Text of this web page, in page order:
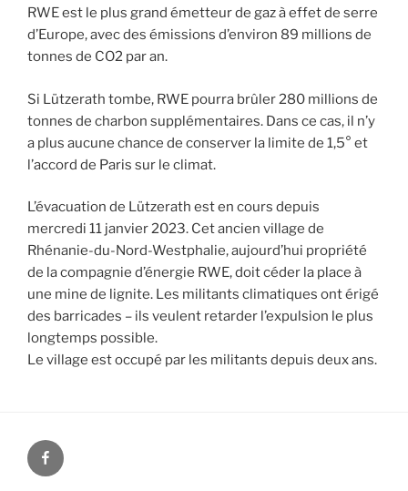
RWE est le plus grand émetteur de gaz à effet de serre
d’Europe, avec des émissions d’environ 89 millions de
tonnes de CO2 par an.
Si Lützerath tombe, RWE pourra brûler 280 millions de
tonnes de charbon supplémentaires. Dans ce cas, il n’y
a plus aucune chance de conserver la limite de 1,5° et
l’accord de Paris sur le climat.
L’évacuation de Lützerath est en cours depuis
mercredi 11 janvier 2023. Cet ancien village de
Rhénanie-du-Nord-Westphalie, aujourd’hui propriété
de la compagnie d’énergie RWE, doit céder la place à
une mine de lignite. Les militants climatiques ont érigé
des barricades – ils veulent retarder l’expulsion le plus
longtemps possible.
Le village est occupé par les militants depuis deux ans.
Facebook